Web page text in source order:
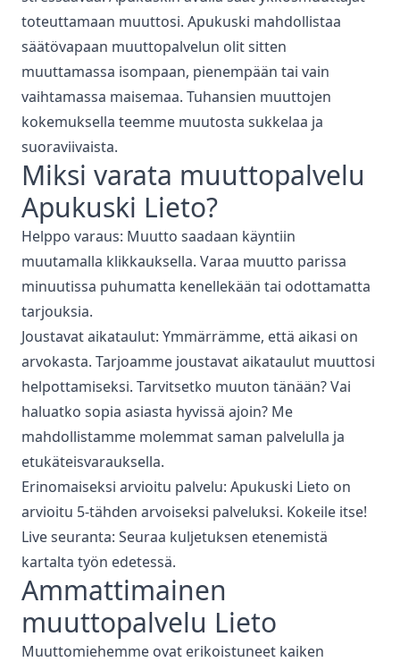
toteuttamaan muuttosi. Apukuski mahdollistaa
säätövapaan muuttopalvelun olit sitten
muuttamassa isompaan, pienempään tai vain
vaihtamassa maisemaa. Tuhansien muuttojen
kokemuksella teemme muutosta sukkelaa ja
suoraviivaista.
Miksi varata muuttopalvelu
Apukuski Lieto?
Helppo varaus: Muutto saadaan käyntiin
muutamalla klikkauksella. Varaa muutto parissa
minuutissa puhumatta kenellekään tai odottamatta
tarjouksia.
Joustavat aikataulut: Ymmärrämme, että aikasi on
arvokasta. Tarjoamme joustavat aikataulut muuttosi
helpottamiseksi. Tarvitsetko muuton tänään? Vai
haluatko sopia asiasta hyvissä ajoin? Me
mahdollistamme molemmat saman palvelulla ja
etukäteisvarauksella.
Erinomaiseksi arvioitu palvelu: Apukuski Lieto on
arvioitu 5-tähden arvoiseksi palveluksi. Kokeile itse!
Live seuranta: Seuraa kuljetuksen etenemistä
kartalta työn edetessä.
Ammattimainen
muuttopalvelu Lieto
Muuttomiehemme ovat erikoistuneet kaiken